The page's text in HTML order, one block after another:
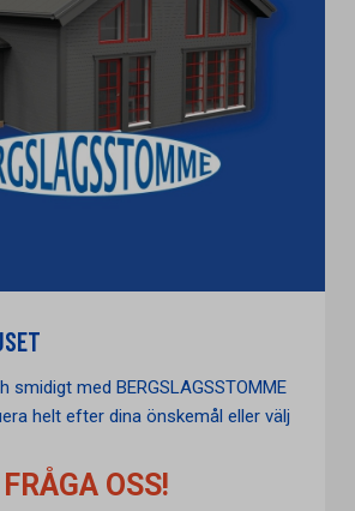
smidigt med BERGSLAGSSTOMME
helt efter dina önskemål eller välj
FRÅGA OSS!